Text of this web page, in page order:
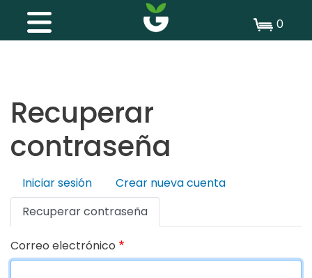
0
Recuperar
contraseña
Solapas
principales
Iniciar sesión
Crear nueva cuenta
Recuperar contraseña
Correo electrónico